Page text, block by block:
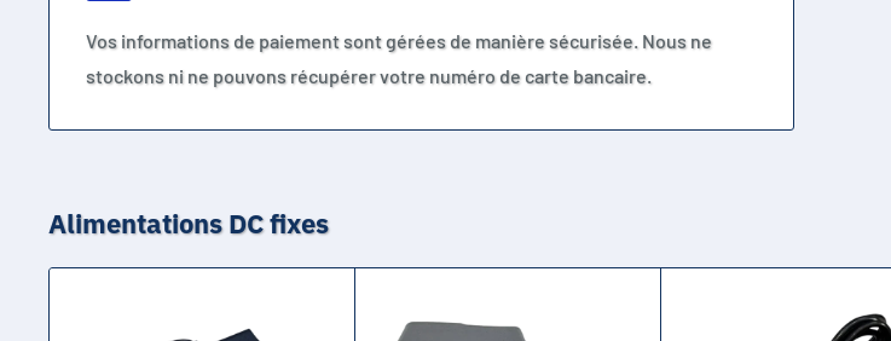
Vos informations de paiement sont gérées de manière sécurisée. Nous ne
stockons ni ne pouvons récupérer votre numéro de carte bancaire.
Alimentations DC fixes